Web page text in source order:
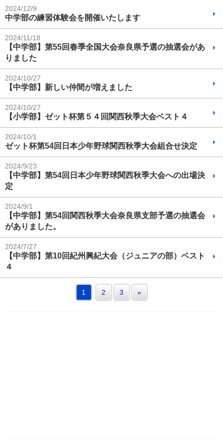
2024/12/9
中学部の練習体験会を開催いたします
2024/11/18
【中学部】第55回春季全国大会奈良県予選の抽選会があ
りました
2024/10/27
【中学部】新しい仲間が増えました
2024/10/27
【小学部】ゼット杯第５４回関西秋季大会ベスト４
2024/10/1
ゼット杯第54回日本少年野球関西秋季大会組合せ決定
2024/9/23
【中学部】第54回日本少年野球関西秋季大会への出場決
定
2024/9/1
【中学部】第54回関西秋季大会奈良県支部予選の抽選会
がありました。
2024/7/27
【中学部】第10回紀州興紀大会（ジュニアの部）ベスト
４
1 2 3 »